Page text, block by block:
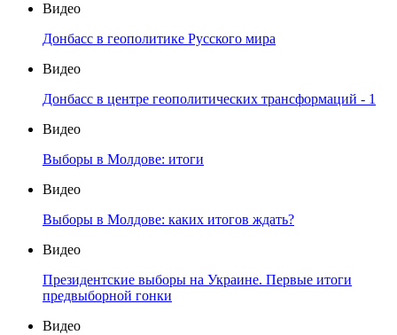
Видео
Донбасс в геополитике Русского мира
Видео
Донбасс в центре геополитических трансформаций - 1
Видео
Выборы в Молдове: итоги
Видео
Выборы в Молдове: каких итогов ждать?
Видео
Президентские выборы на Украине. Первые итоги
предвыборной гонки
Видео